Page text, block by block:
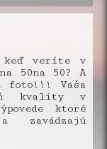
keď veríte v
50na 50? A
foto!!! Vaša
kvality v
ktoré
zavádzajú